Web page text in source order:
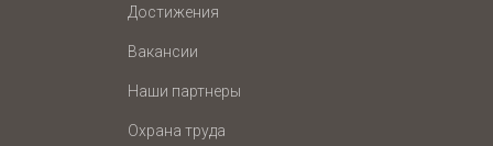
Достижения
Вакансии
Наши партнеры
Охрана труда